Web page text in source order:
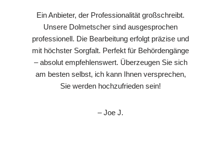
Ein Anbieter, der Professionalität großschreibt.
Unsere Dolmetscher sind ausgesprochen
professionell. Die Bearbeitung erfolgt präzise und
mit höchster Sorgfalt. Perfekt für Behördengänge
– absolut empfehlenswert. Überzeugen Sie sich
am besten selbst, ich kann Ihnen versprechen,
Sie werden hochzufrieden sein!
– Joe J.